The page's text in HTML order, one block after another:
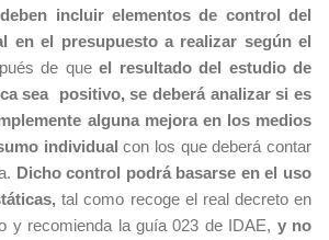
incluir elementos de control del
en el presupuesto a realizar según el
de que el resultado del estudio de
sea positivo, se deberá analizar si es
alguna mejora en los medios
individualcon los que deberá contar
Dicho control podrá basarse en el uso
tal como recoge el real decreto en
y recomienda la guía 023 de IDAE, y no